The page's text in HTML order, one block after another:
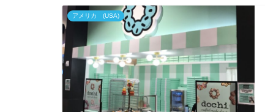
アメリカ (USA)